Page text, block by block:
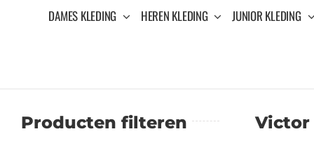
DAMES KLEDING HEREN KLEDING JUNIOR KLEDING
Producten filteren Victor